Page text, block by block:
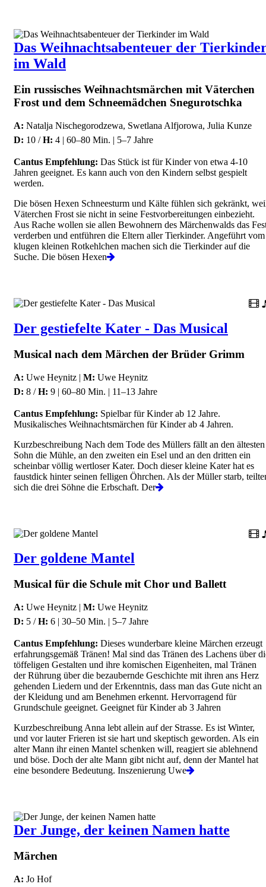
Das Weihnachtsabenteuer der
im Wald
Ein russisches Weihnachtsmärchen mit Väterchen
Frost und dem Schneemädchen Snegurotschka
A: Natalja Nischegorodzewa, Swetlana Alfjorowa, Julia Kunze
D: 10 /H: 4 | 60–80 Min. | 5–7 Jahre
Cantus Empfehlung: Das Stück ist für Kinder von etwa 4-10
Jahren geeignet. Es kann auch von den Kindern selbst gespielt
werden.
Die bösen Hexen Schneesturm und Kälte fühlen sich gekränkt,
Väterchen Frost sie nicht in seine Festvorbereitungen einbezieht.
Aus Rache wollen sie allen Bewohnern des Märchenwalds das
verderben und entführen die Eltern aller Tierkinder. Angeführt vom
klugen kleinen Rotkehlchen machen sich die Tierkinder auf die
Suche. Die bösen Hexen
Der gestiefelte Kater - Das Musical
Musical nach dem Märchen der Brüder Grimm
A: Uwe Heynitz | M: Uwe Heynitz
D: 8 /H: 9 | 60–80 Min. | 11–13 Jahre
Cantus Empfehlung: Spielbar für Kinder ab 12 Jahre.
Musikalisches Weihnachtsmärchen für Kinder ab 4 Jahren.
Kurzbeschreibung Nach dem Tode des Müllers fällt an den ältesten
Sohn die Mühle, an den zweiten ein Esel und an den dritten ein
scheinbar völlig wertloser Kater. Doch dieser kleine Kater hat es
faustdick hinter seinen felligen Öhrchen. Als der Müller starb,
sich die drei Söhne die Erbschaft. Der
Der goldene Mantel
Musical für die Schule mit Chor und Ballett
A: Uwe Heynitz | M: Uwe Heynitz
D: 5 /H: 6 | 30–50 Min. | 5–7 Jahre
Cantus Empfehlung: Dieses wunderbare kleine Märchen erzeugt
erfahrungsgemäß Tränen! Mal sind das Tränen des Lachens über
töffeligen Gestalten und ihre komischen Eigenheiten, mal Tränen
der Rührung über die bezaubernde Geschichte mit ihren ans Herz
gehenden Liedern und der Erkenntnis, dass man das Gute nicht an
der Kleidung und am Benehmen erkennt. Hervorragend für
Grundschule geeignet. Geeignet für Kinder ab 3 Jahren
Kurzbeschreibung Anna lebt allein auf der Strasse. Es ist Winter,
und vor lauter Frieren ist sie hart und skeptisch geworden. Als ein
alter Mann ihr einen Mantel schenken will, reagiert sie ablehnend
und böse. Doch der alte Mann gibt nicht auf, denn der Mantel hat
eine besondere Bedeutung. Inszenierung Uwe
Der Junge, der keinen Namen hatte
Märchen
A: Jo Hof